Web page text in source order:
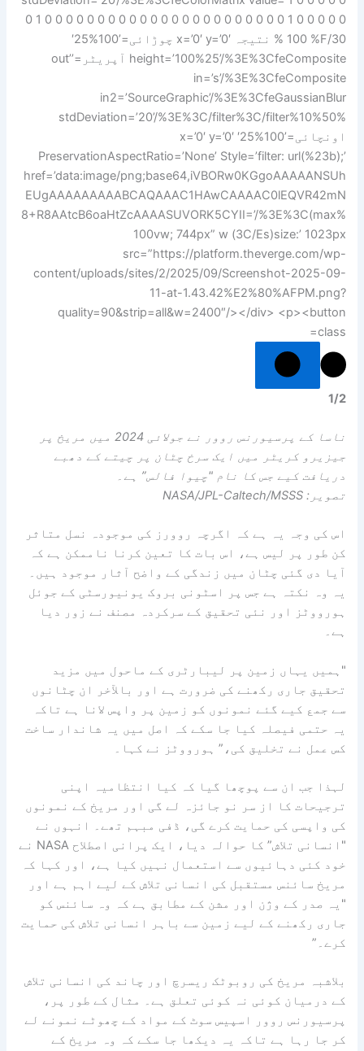
1/2
ناسا کے پرسیورنس روور نے جولائی 2024 میں مریخ پر
جیزیرو کریٹر میں ایک سرخ چٹان پر چیتے کے دھبے
دریافت کیے جس کا نام "چیوا فالس” ہے۔
تصویر: NASA/JPL-Caltech/MSSS
اس کی وجہ یہ ہے کہ اگرچہ روورز کی موجودہ نسل متاثر
کن طور پر لیس ہے، اس بات کا تعین کرنا ناممکن ہے کہ
آیا دی گئی چٹان میں زندگی کے واضح آثار موجود ہیں۔
یہ وہ نکتہ ہے جس پر اسٹونی بروک یونیورسٹی کے جوئل
ہورووٹز اور نئی تحقیق کے سرکردہ مصنف نے زور دیا
ہے۔
"ہمیں یہاں زمین پر لیبارٹری کے ماحول میں مزید
تحقیق جاری رکھنے کی ضرورت ہے اور بالآخر ان چٹانوں
سے جمع کیے گئے نمونوں کو زمین پر واپس لانا ہے تاکہ
یہ حتمی فیصلہ کیا جا سکے کہ اصل میں یہ شاندار ساخت
کس عمل نے تخلیق کی،” ہورووٹز نے کہا۔
لہذا جب ان سے پوچھا گیا کہ کیا انتظامیہ اپنی
ترجیحات کا از سر نو جائزہ لے گی اور مریخ کے نمونوں
کی واپسی کی حمایت کرے گی، ڈفی مبہم تھے۔ انہوں نے
"انسانی تلاش” کا حوالہ دیا، ایک پرانی اصطلاح NASA نے
خود کئی دہائیوں سے استعمال نہیں کیا ہے، اور کہا کہ
مریخ سائنس مستقبل کی انسانی تلاش کے لیے اہم ہے اور
"یہ صدر کے وژن اور مشن کے مطابق ہے کہ وہ سائنس کو
جاری رکھنے کے لیے زمین سے باہر انسانی تلاش کی حمایت
کرے۔”
بلاشبہ مریخ کی روبوٹک ریسرچ اور چاند کی انسانی تلاش
کے درمیان کوئی نہ کوئی تعلق ہے۔ مثال کے طور پر،
پرسیورنس روور اسپیس سوٹ کے مواد کے چھوٹے نمونے لے
کر جا رہا ہے تاکہ یہ دیکھا جا سکے کہ وہ مریخ کے